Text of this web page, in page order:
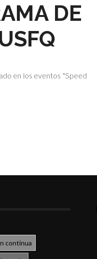
DE
en los eventos "Speed
continua